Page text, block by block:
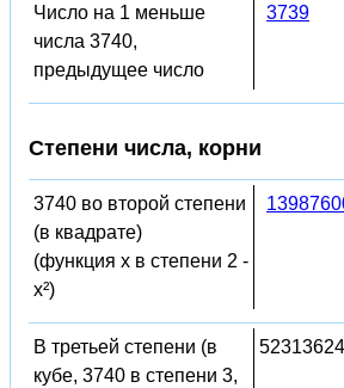
Число на 1 меньше
числа 3740,
предыдущее число
3739
Степени числа, корни
3740 во второй степени
(в квадрате)
(функция x в степени 2 -
x²)
В третьей степени (в
кубе, 3740 в степени 3,